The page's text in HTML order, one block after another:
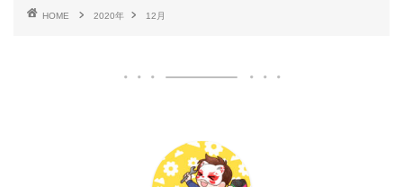
HOME 2020年 12月